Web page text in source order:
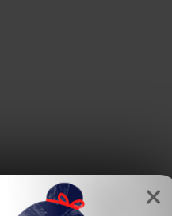
×